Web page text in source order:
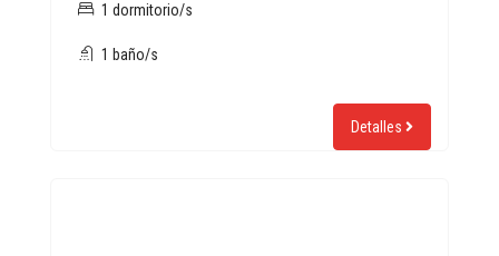
1 dormitorio/s
1 baño/s
Detalles